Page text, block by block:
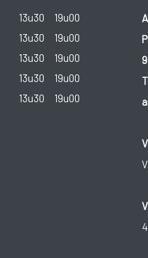
13u30
19u00
13u30
19u00
13u30
19u00
13u30
19u00
13u30
19u00